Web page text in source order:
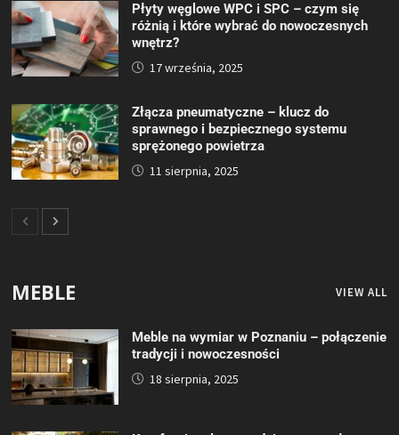
Płyty węglowe WPC i SPC – czym się
różnią i które wybrać do nowoczesnych
wnętrz?
17 września, 2025
Złącza pneumatyczne – klucz do
sprawnego i bezpiecznego systemu
sprężonego powietrza
11 sierpnia, 2025
MEBLE VIEW ALL
Meble na wymiar w Poznaniu – połączenie
tradycji i nowoczesności
18 sierpnia, 2025